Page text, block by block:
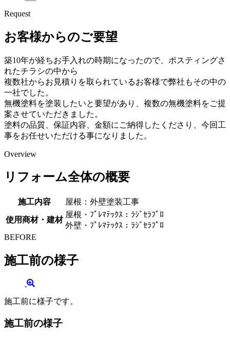
Request
お客様からのご要望
築10年が経ちお手入れの時期になったので、ポスティングさ
れたチラシの中から
複数社からお見積りを取られているお客様で弊社もその中の
一社でした。
無機塗料を塗装したいと要望があり、複数の無機塗料をご提
案させていただきました。
塗料の品質、保証内容、金額にご納得したくださり、今回工
事をお任せいただける事になりました。
Overview
リフォーム全体の概要
施工内容 屋根：外壁塗装工事
使用商材・建材
屋根・ﾌﾟﾚﾏﾃｯｸｽ：ﾗｼﾞｾﾗﾌﾟﾛ
外壁・ﾌﾟﾚﾏﾃｯｸｽ：ﾗｼﾞｾﾗﾌﾟﾛ
BEFORE
施工前の様子
施工前に様子です。
施工前の様子